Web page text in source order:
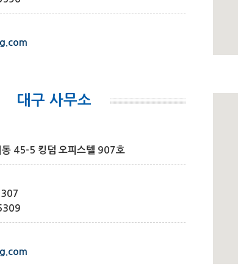
대구 사무소
동 45-5 킹덤 오피스텔 907호